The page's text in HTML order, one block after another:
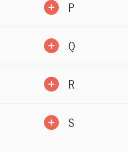
P
Q
R
S